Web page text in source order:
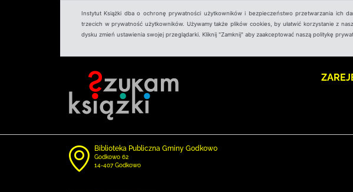
Instytut Książki dba o ochronę prywatności użytkowników i bezpieczeństwo przetwarzania ich
trzecich w prywatność użytkowników. Używamy także plików cookies, by ułatwić korzystanie z
dysku zmień ustawienia swojej przeglądarki. Kliknij "Zamknij" aby zaakceptować naszą politykę
Biblioteka Publiczna Gminy Godkowo
Godkowo 62
14-407 Godkowo